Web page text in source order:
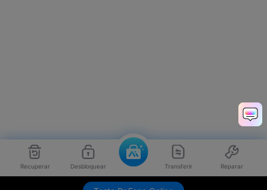
Recuperar Desbloquear Transferir Reparar